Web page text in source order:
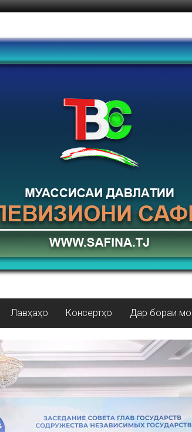
Лавҳаҳо Консертҳо Дар бораи мо